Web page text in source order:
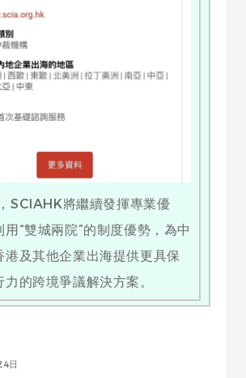
將繼續發揮專業優
用“雙城兩院”的制度優勢，為中
港及其他企業出海提供更具保
的跨境爭議解決方案。
日